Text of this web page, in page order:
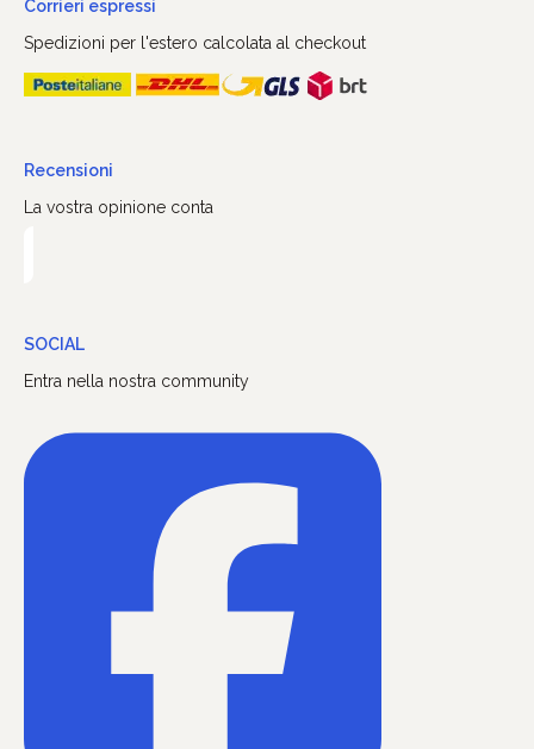
Corrieri espressi
Spedizioni per l'estero calcolata al checkout
Recensioni
La vostra opinione conta
SOCIAL
Entra nella nostra community